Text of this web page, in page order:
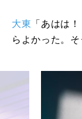
大東 「あはは
らよかった。